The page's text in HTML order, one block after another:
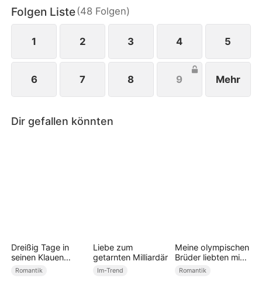
machen.
Folgen Liste(48 Folgen)
1 2 3 4 5
6 7 8 9 Mehr
Dir gefallen könnten
Dreißig Tage in
seinen Klauen
(Deutsch
Romantik
Liebe zum
getarnten Milliardär
Im-Trend
Meine olympischen
Brüder liebten mich
zu spät
Romantik